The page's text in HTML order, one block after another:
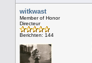
witkwast
Member of Honor
Directeur
Berichten: 144